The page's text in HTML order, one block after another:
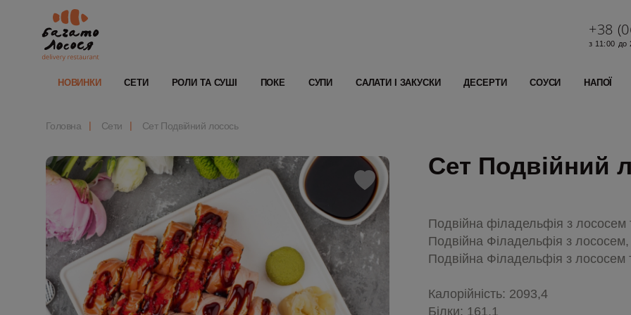
+38
з 11:00 до
НОВИНКИ СЕТИ РОЛИ ТА СУШІ ПОКЕ СУПИ САЛАТИ І ЗАКУСКИ ДЕСЕРТИ СОУСИ НАПОЇ
Головна Сети Сет Подвійний лосось
Сет Подвійний
Подвійна філадельфія з лососем
Подвійна Філадельфія з лососем,
Подвійна Філадельфія з лососем
Калорійність: 2093,4
Білки: 161,1